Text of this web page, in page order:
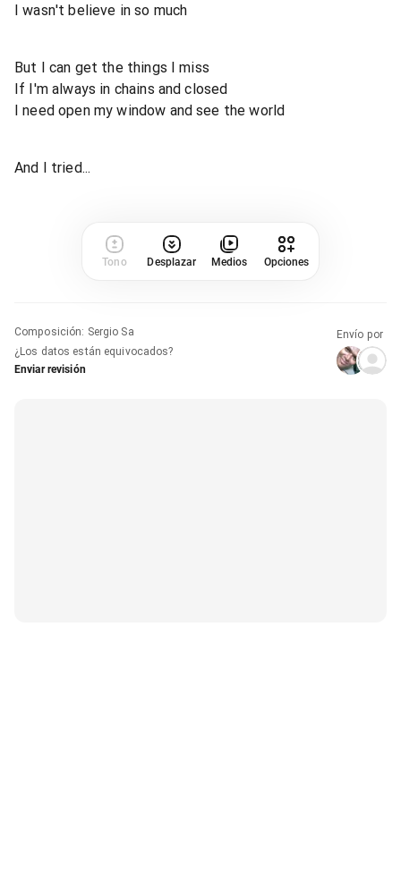
I wasn't believe in so much
But I can get the things I miss
If I'm always in chains and closed
I need open my window and see the world
And I tried...
Tono Desplazar Medios Opciones
Composición: Sergio Sa
¿Los datos están equivocados?
Enviar revisión
Envío por